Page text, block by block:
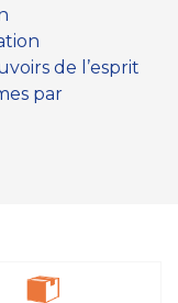
de l’esprit
par